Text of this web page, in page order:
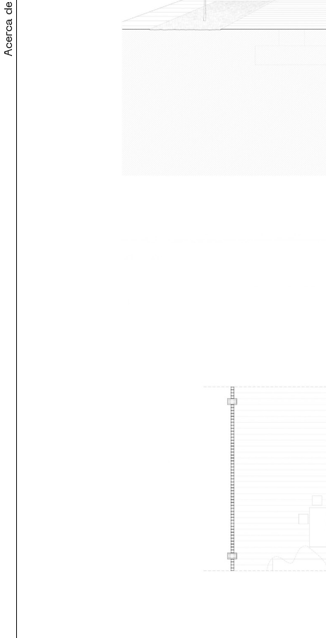
Acerca de